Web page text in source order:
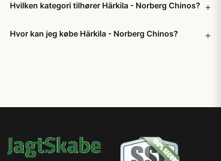
Hvilken kategori tilhører Härkila - Norberg Chinos?
Hvor kan jeg købe Härkila - Norberg Chinos?